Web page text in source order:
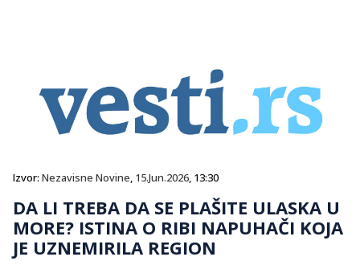
Izvor: Nezavisne Novine, 15.Jun.2026, 13:30
DA LI TREBA DA SE PLAŠITE ULASKA U
MORE? ISTINA O RIBI NAPUHAČI KOJA
JE UZNEMIRILA REGION